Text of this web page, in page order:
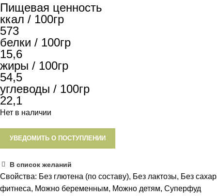
Пищевая ценность
ккал / 100гр
573
белки / 100гр
15,6
жиры / 100гр
54,5
углеводы / 100гр
22,1
Нет в наличии
УВЕДОМИТЬ О ПОСТУПЛЕНИИ
В список желаний
Свойства: Без глютена (по составу), Без лактозы, Без
фитнеса, Можно беременным, Можно детям, Суперфуд